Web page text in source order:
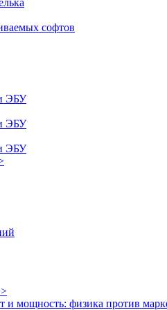
софтов
ЭБУ
ЭБУ
ЭБУ
и мощность: физика против